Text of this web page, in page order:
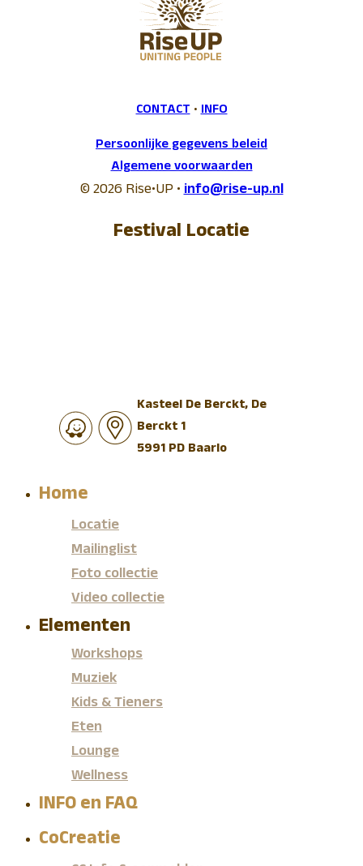
CONTACT•INFO
Persoonlijke gegevens beleid
Algemene voorwaarden
© 2026 Rise•UP •info@rise-up.nl
Festival Locatie
Kasteel De Berckt, De
Berckt 1
5991 PD Baarlo
Home
Locatie
Mailinglist
Foto collectie
Video collectie
Elementen
Workshops
Muziek
Kids & Tieners
Eten
Lounge
Wellness
INFO en FAQ
CoCreatie